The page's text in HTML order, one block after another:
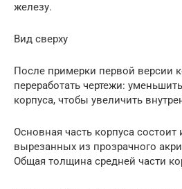
железу.
Вид сверху
После примерки первой версии
переработать чертежи:
корпуса, чтобы увеличить
Основная часть корпуса состоит
вырезанных из прозрачного
Общая толщина средней части